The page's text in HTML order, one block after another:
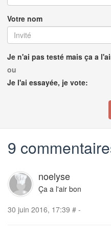
Votre nom
Je n'ai pas testé mais ça a
ou
Je l'ai essayée, je vote:
9
noelyse
Ça a l'air bon
30 juin 2016, 17:39 # -